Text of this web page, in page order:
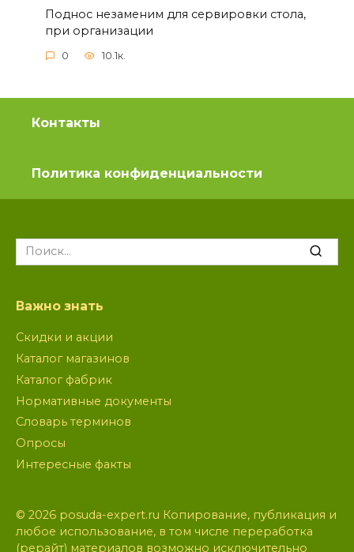
Поднос незаменим для сервировки стола,
при организации
0 10.1к.
Контакты
Политика конфиденциальности
Search
for:
Важно знать
Скидки и акции
Каталог магазинов
Каталог фабрик
Нормативные документы
Словарь терминов
Опросы
Интересные факты
© 2026 posuda-expert.ru Копирование, публикация и
любое использование, в том числе переработка
(рерайт) материалов возможно исключительно